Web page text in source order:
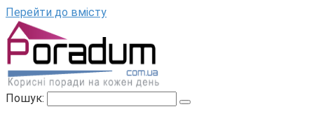
Перейти до вмісту
Пошук: